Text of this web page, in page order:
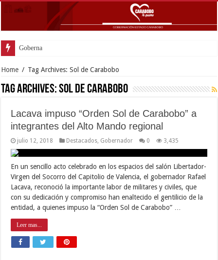
Gobernador Lacava
Home / Tag Archives: Sol de Carabobo
Tag Archives:Sol de Carabobo
Lacava impuso “Orden Sol de Carabobo” a
integrantes del Alto Mando regional
julio 12, 2018 Destacados Gobernador 0 3,435
En un sencillo acto celebrado en los espacios del salón Libertador-
Virgen del Socorro del Capitolio de Valencia, el gobernador Rafael
Lacava, reconoció la importante labor de militares y civiles, que
con su dedicación y compromiso han enaltecido el gentilicio de la
entidad, a quienes impuso la “Orden Sol de Carabobo” …
Leer mas...